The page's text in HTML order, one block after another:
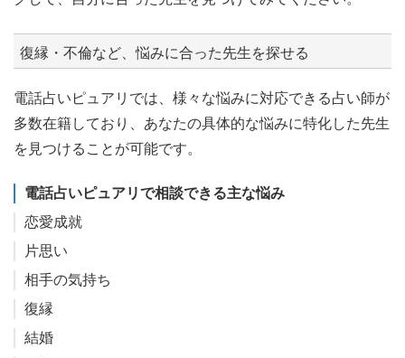
復縁・不倫など、悩みに合った先生を探せる
電話占いピュアリでは、様々な悩みに対応できる占い師が
多数在籍しており、あなたの具体的な悩みに特化した先生
を見つけることが可能です。
電話占いピュアリで相談できる主な悩み
恋愛成就
片思い
相手の気持ち
復縁
結婚